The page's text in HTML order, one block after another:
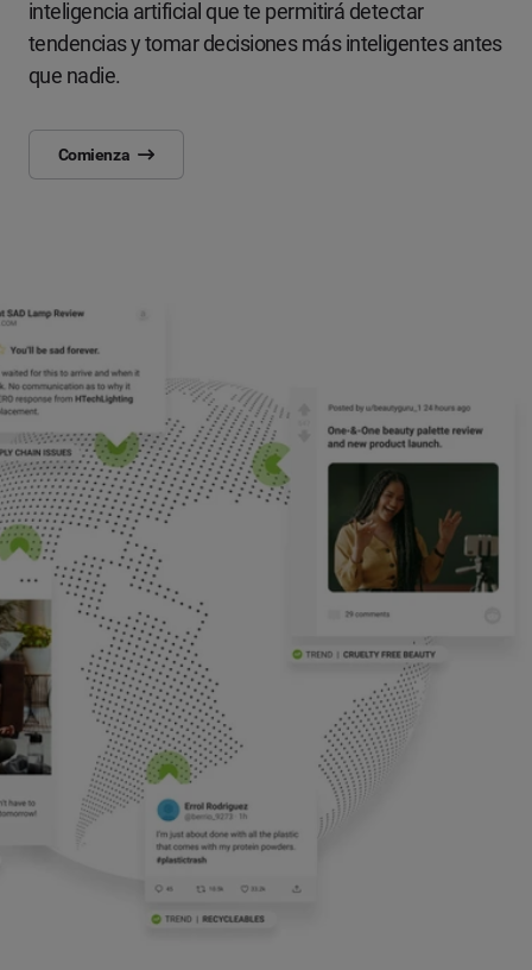
inteligencia artificial que te permitirá detectar
tendencias y tomar decisiones más inteligentes antes
que nadie.
Comienza